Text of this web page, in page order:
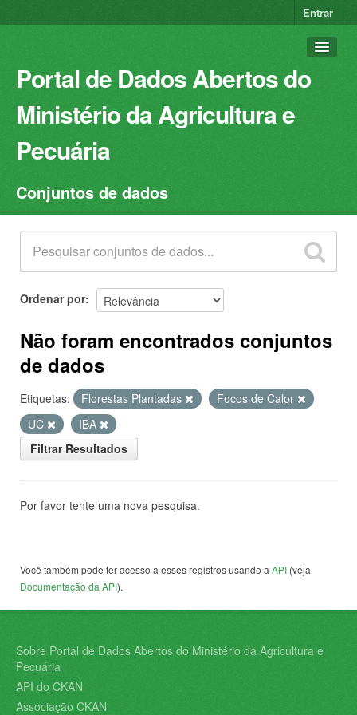
Entrar
Portal de Dados Abertos do
Ministério da Agricultura e
Pecuária
Conjuntos de dados
Organizações
Grupos
Sobre
Conjuntos de dados
Ordenar por
Não foram encontrados conjuntos
de dados
Etiquetas: Florestas Plantadas
Focos de Calor
UC
IBA
Filtrar Resultados
Por favor tente uma nova pesquisa.
Você também pode ter acesso a esses registros usando a API (veja
Documentação da API).
Sobre Portal de Dados Abertos do Ministério da Agricultura e
Pecuária
API do CKAN
Associação CKAN